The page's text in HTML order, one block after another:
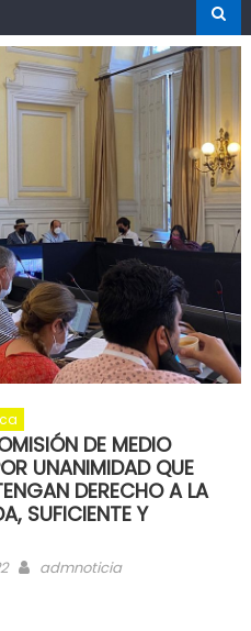
CLANDESTINOS EN
DEJA UN RECINTO
DE
DE MEDIO
UNANIMIDAD QUE
DERECHO A LA
SUFICIENTE Y
Author
admnoticia